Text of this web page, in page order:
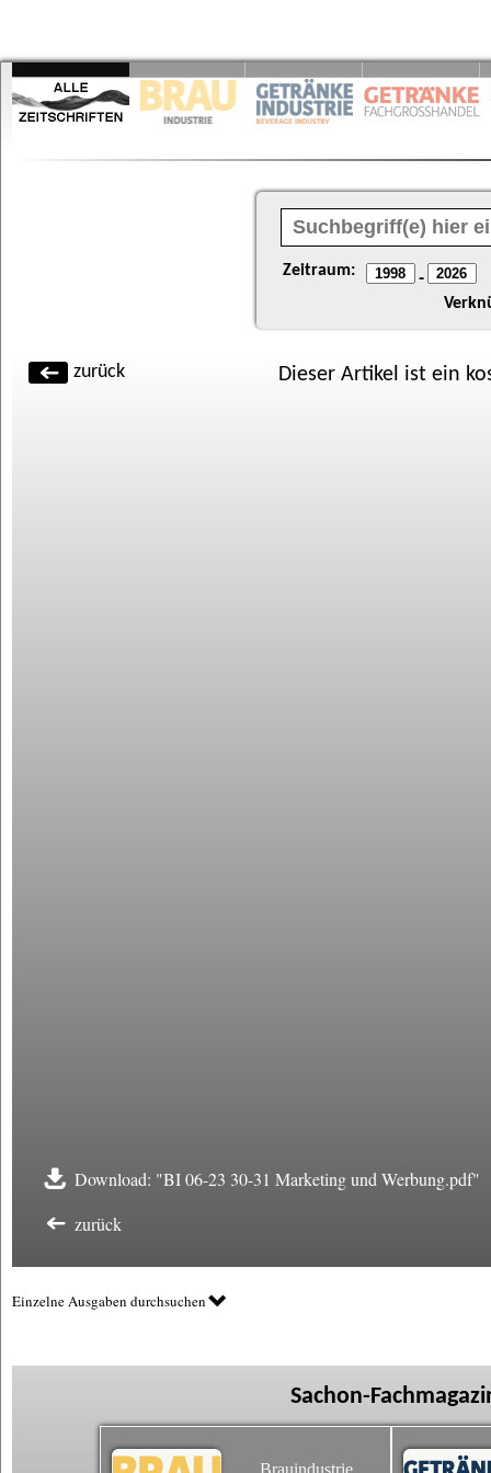
Zeitraum: -
zurück Dieser Artikel ist ein
Download: "BI 06-23 30-31 Marketing und Werbung.pdf"
zurück
Einzelne Ausgaben durchsuchen
Sachon-
Brauindustrie